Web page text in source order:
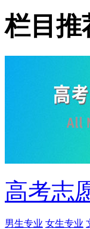
栏目推
高考志
男生专业 女生专业